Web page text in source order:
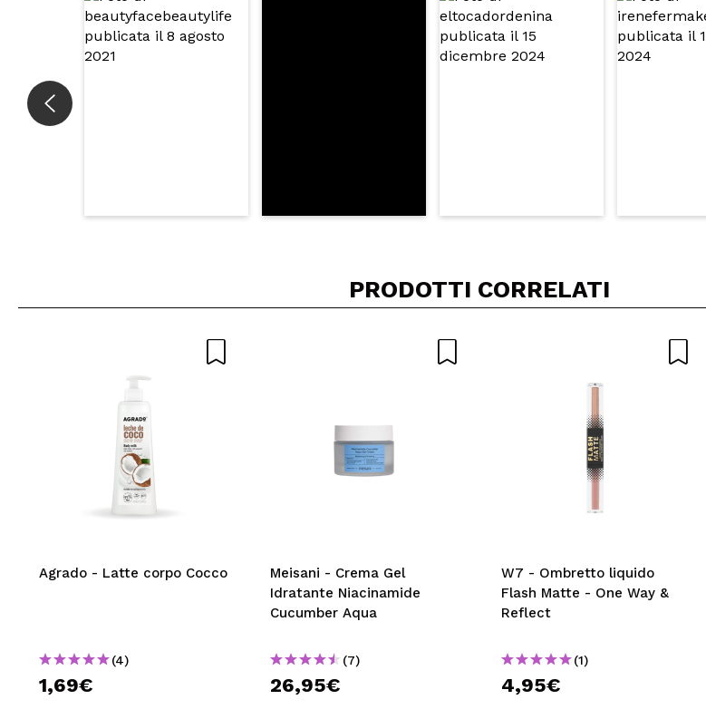
PRODOTTI CORRELATI
Agrado - Latte corpo Cocco
(4)
1,69€
Meisani - Crema Gel
Idratante Niacinamide
Cucumber Aqua
(7)
26,95€
W7 - Ombretto liquido
Flash Matte - One Way &
Reflect
(1)
4,95€